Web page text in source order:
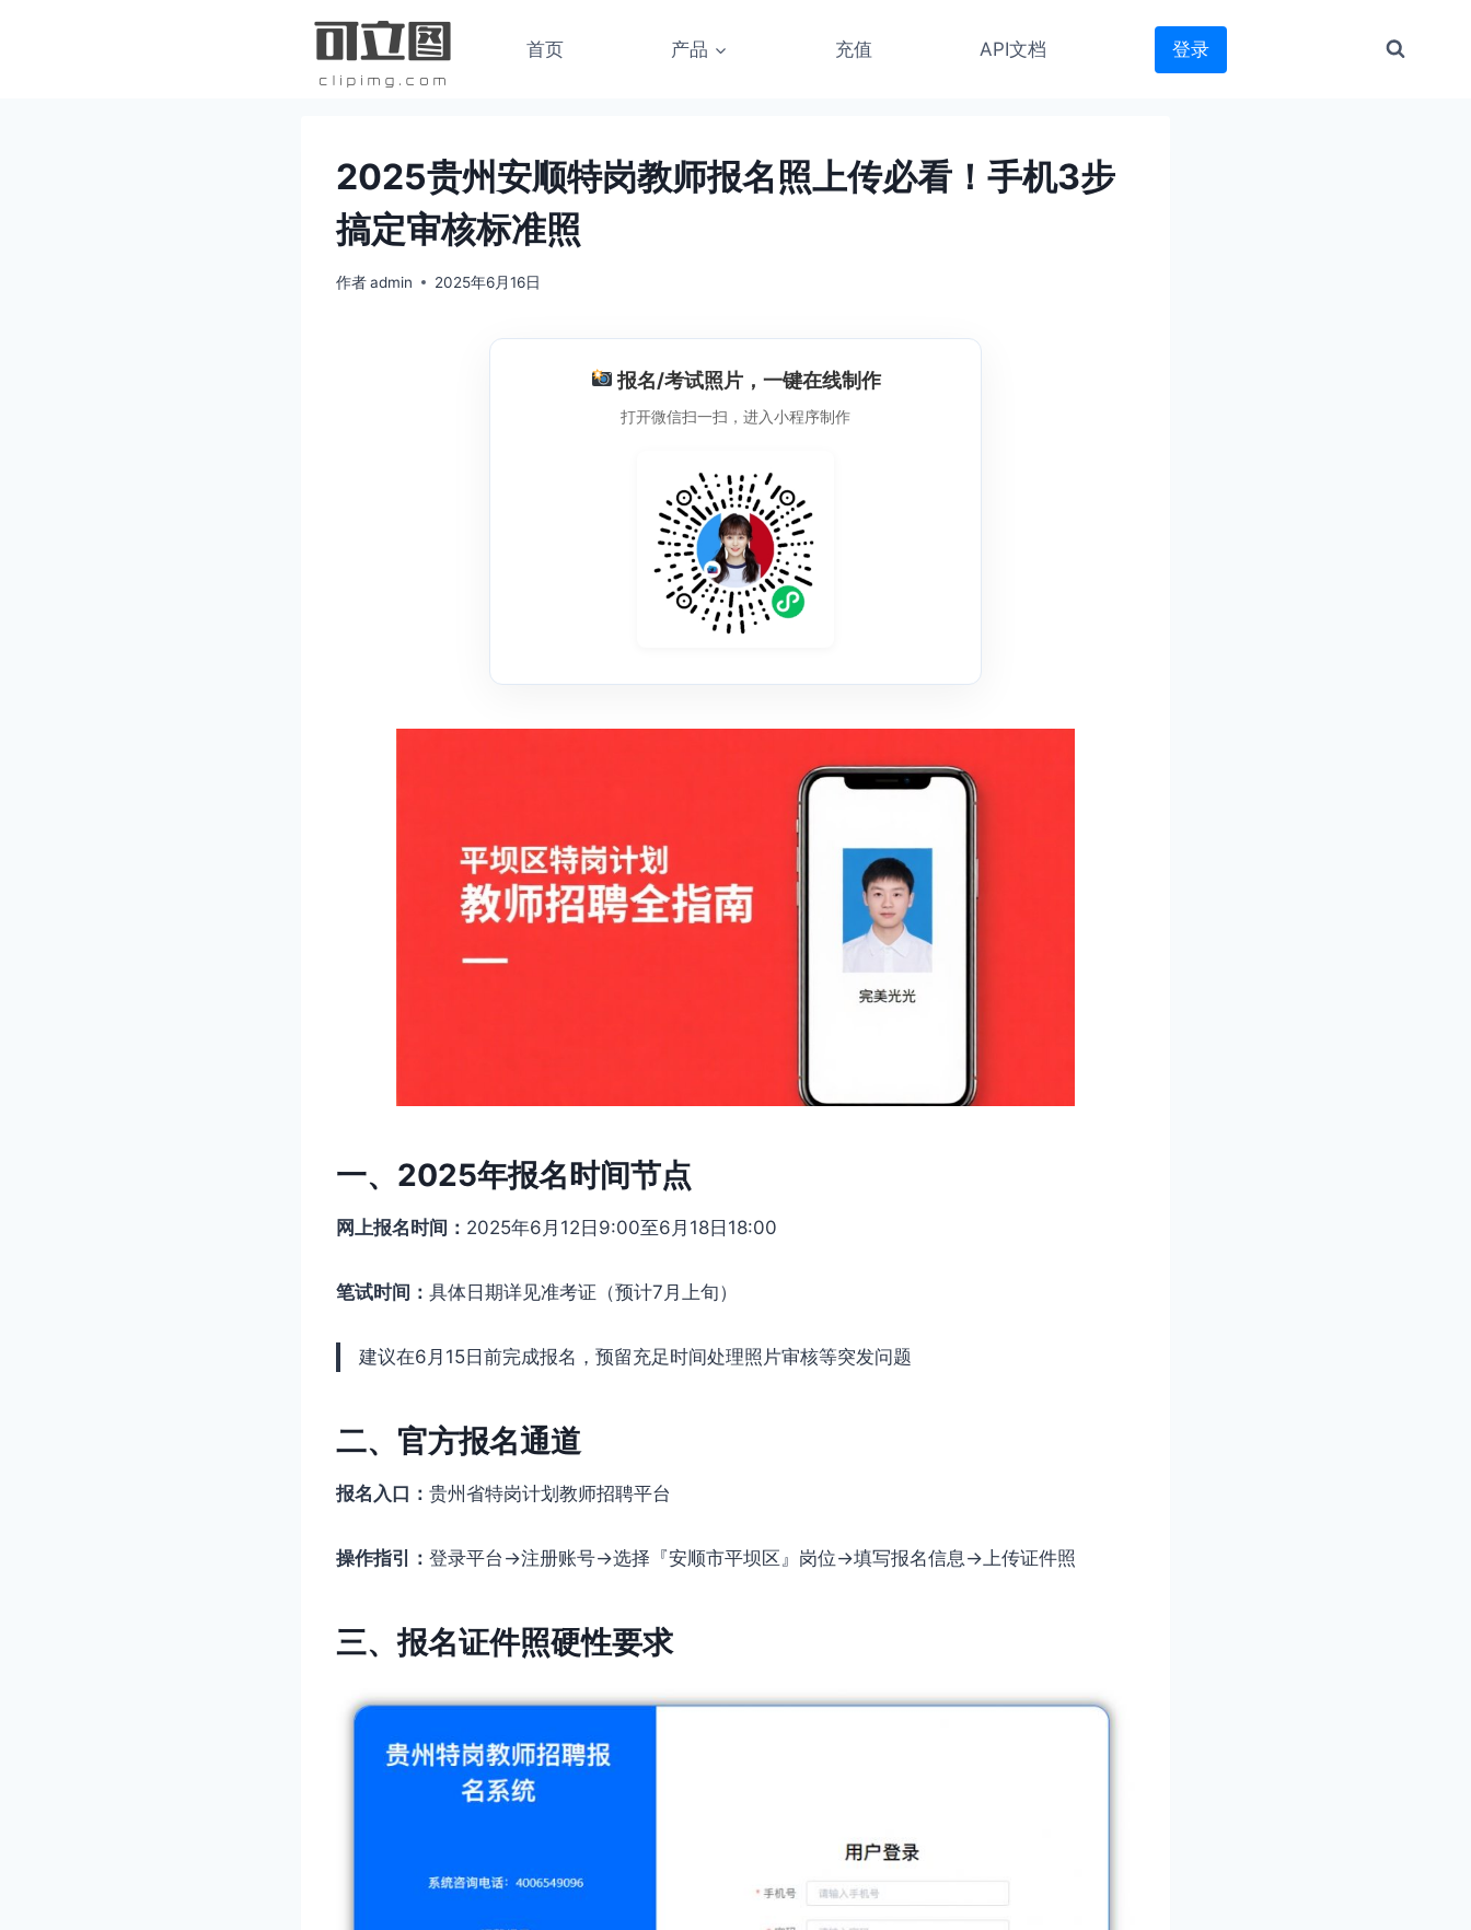
首页 产品 充值 API文档 登录
2025贵州安顺特岗教师报名照上传必看！手机3步
搞定审核标准照
作者admin 2025年6月16日
报名/考试照片，一键在线制作
打开微信扫一扫，进入小程序制作
一、2025年报名时间节点
网上报名时间： 2025年6月12日9:00至6月18日18:00
笔试时间： 具体日期详见准考证（预计7月上旬）
建议在6月15日前完成报名，预留充足时间处理照片审核等突发问题
二、官方报名通道
报名入口： 贵州省特岗计划教师招聘平台
操作指引： 登录平台→注册账号→选择『安顺市平坝区』岗位→填写报名信息→上传证件照
三、报名证件照硬性要求